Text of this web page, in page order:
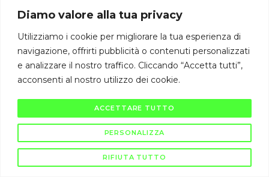
Diamo valore alla tua privacy
Utilizziamo i cookie per migliorare la tua esperienza di
navigazione, offrirti pubblicità o contenuti personalizzati
e analizzare il nostro traffico. Cliccando “Accetta tutti”,
acconsenti al nostro utilizzo dei cookie.
PERSONALIZZA
RIFIUTA TUTTO
ACCETTARE TUTTO